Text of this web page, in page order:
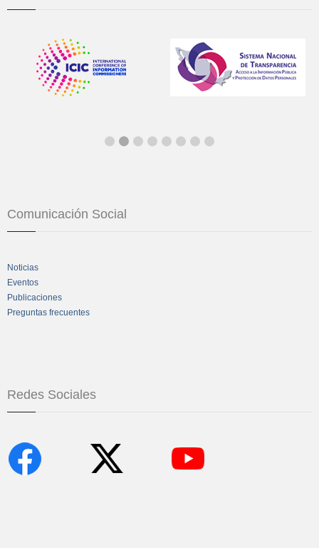
Comunicación Social
Noticias
Eventos
Publicaciones
Preguntas frecuentes
Redes Sociales